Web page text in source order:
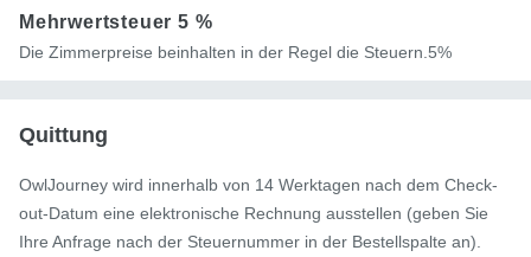
Mehrwertsteuer5 %
Die Zimmerpreise beinhalten in der Regel die Steuern.5%
Quittung
OwlJourney wird innerhalb von 14 Werktagen nach dem Check-
out-Datum eine elektronische Rechnung ausstellen (geben Sie
Ihre Anfrage nach der Steuernummer in der Bestellspalte an).